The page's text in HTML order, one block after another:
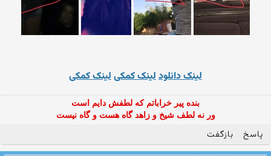
لینک دانلودلینک کمکیلینک کمکی
بنده پیر خراباتم که لطفش دایم است
ور نه لطف شیخ و زاهد گاه هست و گاه نیست
پاسخ بازگفت